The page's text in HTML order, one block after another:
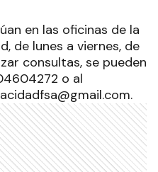
en las oficinas de la
de lunes a viernes, de
consultas, se pueden
o al
.